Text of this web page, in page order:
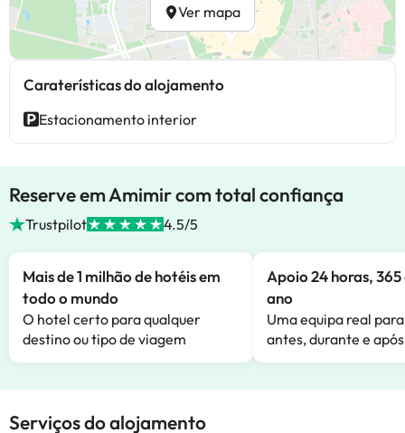
Ver mapa
Caraterísticas do alojamento
Estacionamento interior
Reserve em Amimir com total confiança
Trustpilot 4.5/5
Mais de 1 milhão de hotéis em
todo o mundo
O hotel certo para qualquer
destino ou tipo de viagem
Apoio 24 horas,
ano
Uma equipa real
antes, durante e
Serviços do alojamento